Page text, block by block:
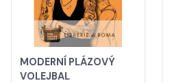
MODERNÍ PLÁZOVÝ
VOLEJBAL